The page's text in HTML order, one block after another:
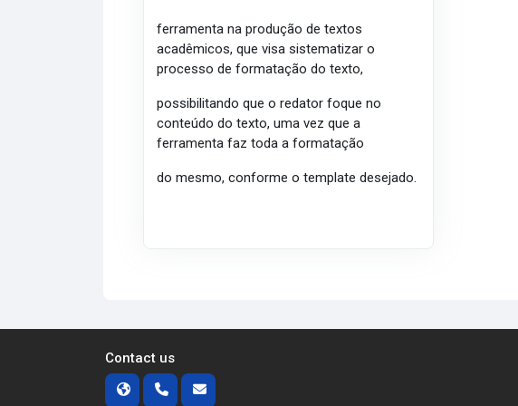
ferramenta na produção de textos
acadêmicos, que visa sistematizar o
processo de formatação do texto,
possibilitando que o redator foque no
conteúdo do texto, uma vez que a
ferramenta faz toda a formatação
do mesmo, conforme o template desejado.
Contact us